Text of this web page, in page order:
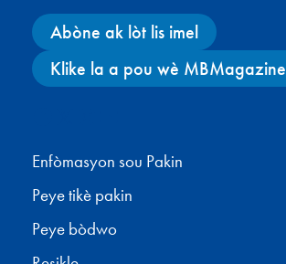
Abòne ak lòt lis imel
Klike la a pou wè MBMagazine
Enfòmasyon sou Pakin
Peye tikè pakin
Peye bòdwo